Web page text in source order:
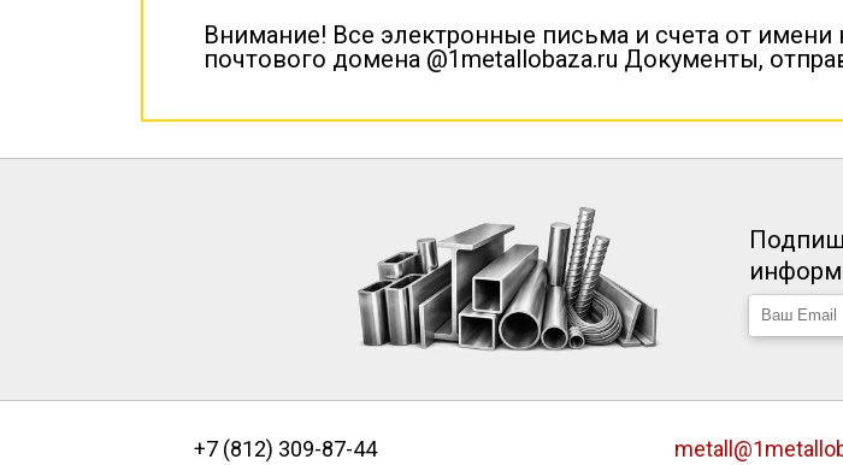
Внимание! Все электронные письма и счета от
почтового домена @1metallobaza.ru Документы,
+7 (812) 309-87-44